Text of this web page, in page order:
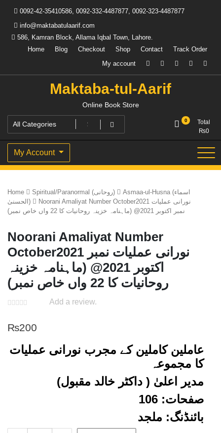
content
0092-42-35410586, 0092-332-4487877, 0092-323-4487877
info@maktabatulaarif.com
586, Kamran Block, Allama Iqbal Town, Lahore.
Home
Blog Checkout Shop Contact
Track Order
My account
Maktaba-tul-Aarif
Online Book Store
0
Total
₨0
My Account
Home Spiritual/Paranormal (روحانی)
Asmaa-ul-Husna (اسماء
الحسنیٰ)
Noorani Amaliyat Number October2021 نورانی عملیات
نمبر اکتوبر 2021@ (ماہنامہ خزینہ روحانیات کا 22 واں خاص نمبر)
Noorani Amaliyat Number
October2021 نورانی عملیات نمبر
اکتوبر 2021@ (ماہنامہ خزینہ
روحانیات کا 22 واں خاص نمبر)
Add a review.
₨200
عاملین کاملین کے مجرب نورانی عملیات
کا مجموعہ
مدیر اعلیٰ ( داکٹر خالد مقبول)
صفحات: 106
بائنڈنگ: ملجد